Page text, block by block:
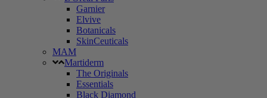
Garnier
Elvive
Botanicals
SkinCeuticals
MAM
Martiderm
The Originals
Essentials
Black Diamond